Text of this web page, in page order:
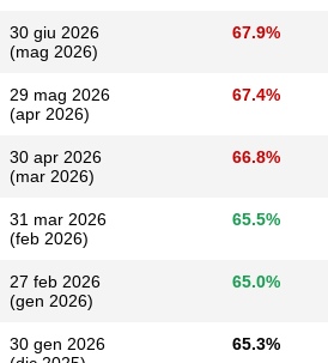
30 giu 2026
(mag 2026)
67.9%
29 mag 2026
(apr 2026)
67.4%
30 apr 2026
(mar 2026)
66.8%
31 mar 2026
(feb 2026)
65.5%
27 feb 2026
(gen 2026)
65.0%
30 gen 2026
65.3%